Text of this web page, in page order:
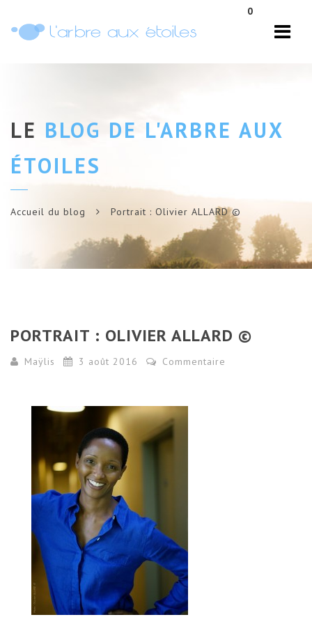
0
LE BLOG DE L'ARBRE AUX
ÉTOILES
Accueil du blog Portrait : Olivier ALLARD ©
PORTRAIT : OLIVIER ALLARD ©
Maÿlis 3 août 2016 Commentaire